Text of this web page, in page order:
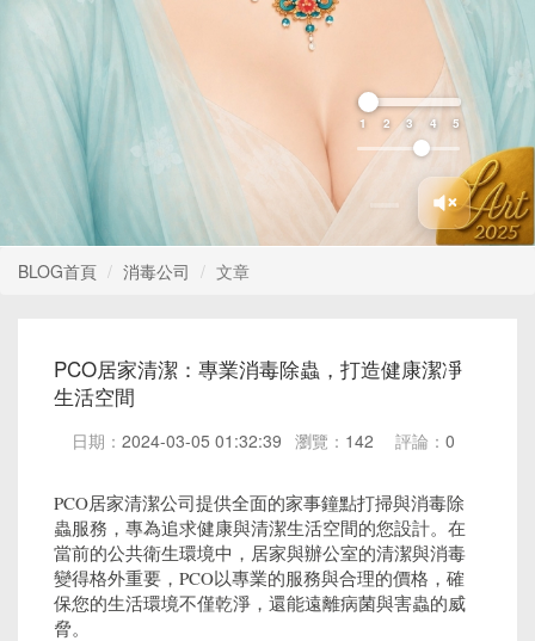
1 2 3 4 5
BLOG首頁 消毒公司 文章
PCO居家清潔：專業消毒除蟲，打造健康潔凈
生活空間
日期： 2024-03-05 01:32:39 瀏覽： 142 評論： 0
PCO居家清潔公司提供全面的家事鐘點打掃與消毒除
蟲服務，專為追求健康與清潔生活空間的您設計。在
當前的公共衛生環境中，居家與辦公室的清潔與消毒
變得格外重要，PCO以專業的服務與合理的價格，確
保您的生活環境不僅乾淨，還能遠離病菌與害蟲的威
脅。